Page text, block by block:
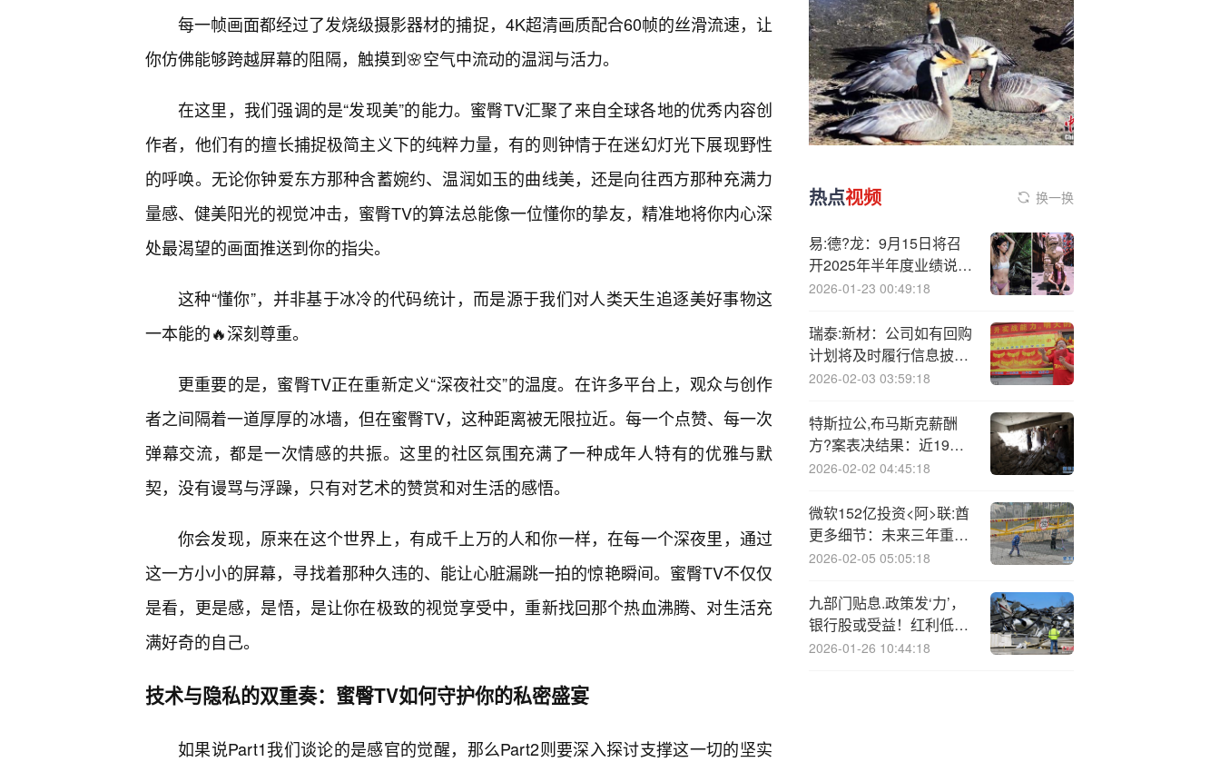
每一帧画面都经过了发烧级摄影器材的捕捉，4K超清画质配合60帧的丝滑流速，让
你仿佛能够跨越屏幕的阻隔，触摸到🌸空气中流动的温润与活力。
在这里，我们强调的是“发现美”的能力。蜜臀TV汇聚了来自全球各地的优秀内容创
作者，他们有的擅长捕捉极简主义下的纯粹力量，有的则钟情于在迷幻灯光下展现野性
的呼唤。无论你钟爱东方那种含蓄婉约、温润如玉的曲线美，还是向往西方那种充满力
量感、健美阳光的视觉冲击，蜜臀TV的算法总能像一位懂你的挚友，精准地将你内心深
处最渴望的画面推送到你的指尖。
这种“懂你”，并非基于冰冷的代码统计，而是源于我们对人类天生追逐美好事物这
一本能的🔥深刻尊重。
更重要的是，蜜臀TV正在重新定义“深夜社交”的温度。在许多平台上，观众与创作
者之间隔着一道厚厚的冰墙，但在蜜臀TV，这种距离被无限拉近。每一个点赞、每一次
弹幕交流，都是一次情感的共振。这里的社区氛围充满了一种成年人特有的优雅与默
契，没有谩骂与浮躁，只有对艺术的赞赏和对生活的感悟。
你会发现，原来在这个世界上，有成千上万的人和你一样，在每一个深夜里，通过
这一方小小的屏幕，寻找着那种久违的、能让心脏漏跳一拍的惊艳瞬间。蜜臀TV不仅仅
是看，更是感，是悟，是让你在极致的视觉享受中，重新找回那个热血沸腾、对生活充
满好奇的自己。
技术与隐私的双重奏：蜜臀TV如何守护你的私密盛宴
如果说Part1我们谈论的是感官的觉醒，那么Part2则要深入探讨支撑这一切的坚实
热点视频 换一换
易:德?龙：9月15日将召
开2025年半年度业绩说明
会
2026-01-23 00:49:18
瑞泰:新材：公司如有回购
计划将及时履行信息披露
义务
2026-02-03 03:59:18
特斯拉公,布马斯克薪酬
方?案表决结果：近19亿
票赞成 5.65亿票反对
2026-02-02 04:45:18
微软152亿投资<阿>联:酋
更多细节：未来三年重点
锚定AI基建与人才培养
2026-02-05 05:05:18
九部门贴息.政策发‘力’，
银行股或受益！红利低波
ETF(512890)近20个交易
2026-01-26 10:44:18